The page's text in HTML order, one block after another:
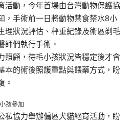
活動，今年首場由台灣動物保護協
，手術前一日將動物禁食禁水8小
理狀況評估、秤重紀錄及術區剃毛
師們執行手術。
照顧，待毛小孩狀況皆穩定後才會
本的術後照護重點與餵藥方式，盼
。
孩參加
私協力舉辦偏區犬貓絕育活動，盼